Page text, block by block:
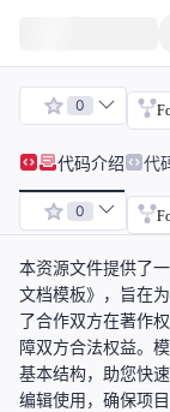
0
代码介绍 代
0
本资源文件提供了
文档模板》，旨在
了合作双方在著作
障双方合法权益。
基本结构，助您快
编辑使用，确保项